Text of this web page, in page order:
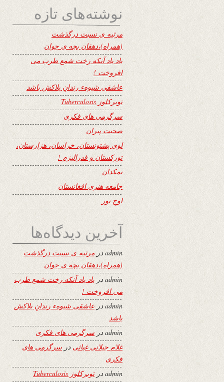
نوشته‌های تازه
مرثیه ی نسبت درگذشت
(همراه)،دهقان بچه ی جوان
یاد باد آنکه رخت شمع طرب می
افروخت !
عاشقی شیوهء رندانِ بلاکش باشد
توبرکلوز Tuberculosis
سرگرمی های فکری
صحبت پیران
لوی پشتونستان، خراسان، هزارستان،
تورکستان و فدرالیزم !
نمکدان
جامعه هنری افغانستان
اوجِ نور
آخرین دیدگاه‌ها
adminدر مرثیه ی نسبت درگذشت
(همراه)،دهقان بچه ی جوان
admin در یاد باد آنکه رخت شمع طرب
می افروخت !
adminدر عاشقی شیوهء رندانِ بلاکش
باشد
admin در سرگرمی های فکری
غلام جیلانی غیاثی در سرگرمی های
فکری
adminدرتوبرکلوز Tuberculosis